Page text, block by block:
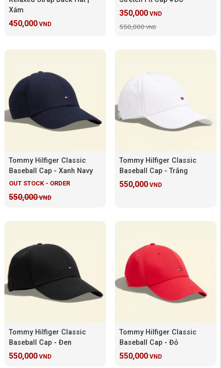
Xám
450,000 VND
350,000 VND
550,000 VND
Tommy Hilfiger Classic
Baseball Cap - Xanh Navy
OUT STOCK - ORDER
550,000VND
Tommy Hilfiger Classic
Baseball Cap - Trắng
550,000 VND
Tommy Hilfiger Classic
Baseball Cap - Đen
550,000 VND
Tommy Hilfiger Classic
Baseball Cap - Đỏ
550,000 VND